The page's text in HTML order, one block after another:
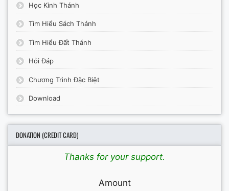
Học Kinh Thánh
Tìm Hiểu Sách Thánh
Tìm Hiểu Đất Thánh
Hỏi Đáp
Chương Trình Đặc Biệt
Download
DONATION (CREDIT CARD)
Thanks for your support.
Amount